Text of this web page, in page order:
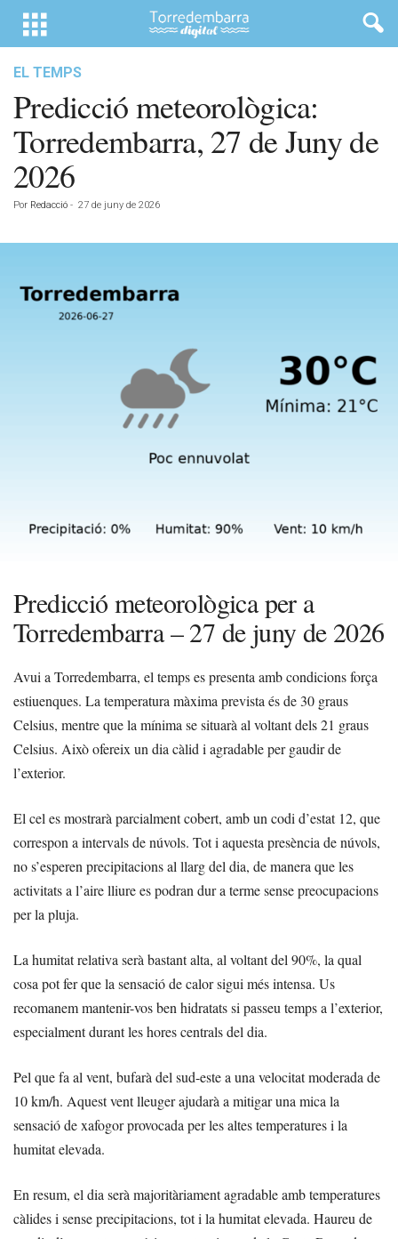
EL TEMPS
Predicció meteorològica:
Torredembarra, 27 de Juny de
2026
Por Redacció - 27 de juny de 2026
Predicció meteorològica per a
Torredembarra – 27 de juny de 2026
Avui a Torredembarra, el temps es presenta amb condicions força
estiuenques. La temperatura màxima prevista és de 30 graus
Celsius, mentre que la mínima se situarà al voltant dels 21 graus
Celsius. Això ofereix un dia càlid i agradable per gaudir de
l’exterior.
El cel es mostrarà parcialment cobert, amb un codi d’estat 12, que
correspon a intervals de núvols. Tot i aquesta presència de núvols,
no s’esperen precipitacions al llarg del dia, de manera que les
activitats a l’aire lliure es podran dur a terme sense preocupacions
per la pluja.
La humitat relativa serà bastant alta, al voltant del 90%, la qual
cosa pot fer que la sensació de calor sigui més intensa. Us
recomanem mantenir-vos ben hidratats si passeu temps a l’exterior,
especialment durant les hores centrals del dia.
Pel que fa al vent, bufarà del sud-este a una velocitat moderada de
10 km/h. Aquest vent lleuger ajudarà a mitigar una mica la
sensació de xafogor provocada per les altes temperatures i la
humitat elevada.
En resum, el dia serà majoritàriament agradable amb temperatures
càlides i sense precipitacions, tot i la humitat elevada. Haureu de